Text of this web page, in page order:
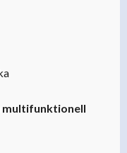
multifunktionell